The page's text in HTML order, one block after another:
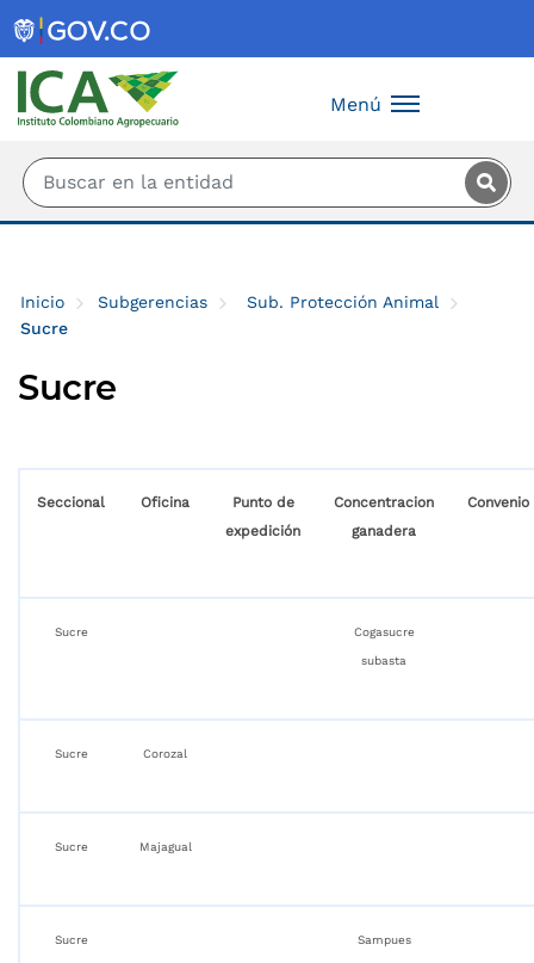
Menú
Inicio Subgerencias
Sub. Protección Animal
Sucre
Sucre
Seccional Oficina
Punto de
expedición
Concentracion
ganadera
Convenio
Sucre Cogasucre
subasta
Sucre Corozal
Sucre Majagual
Sucre Sampues